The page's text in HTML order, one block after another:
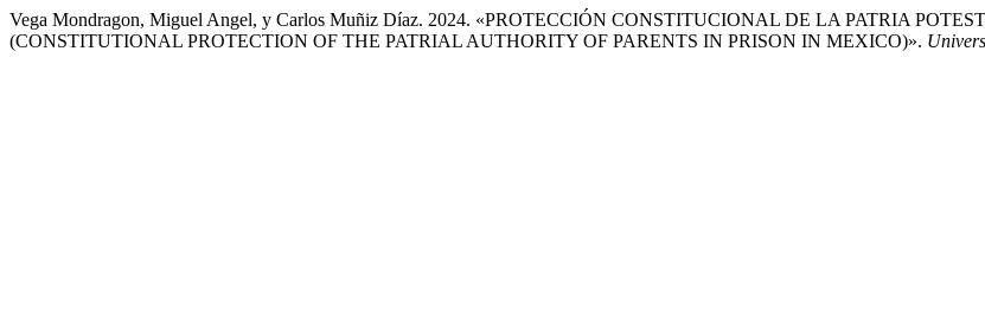
Vega Mondragon, Miguel Angel, y Carlos Muñiz Díaz. 2024. «PROTECCIÓN CONSTITUCIONAL DE LA PATRIA
(CONSTITUTIONAL PROTECTION OF THE PATRIAL AUTHORITY OF PARENTS IN PRISON IN MEXICO)».